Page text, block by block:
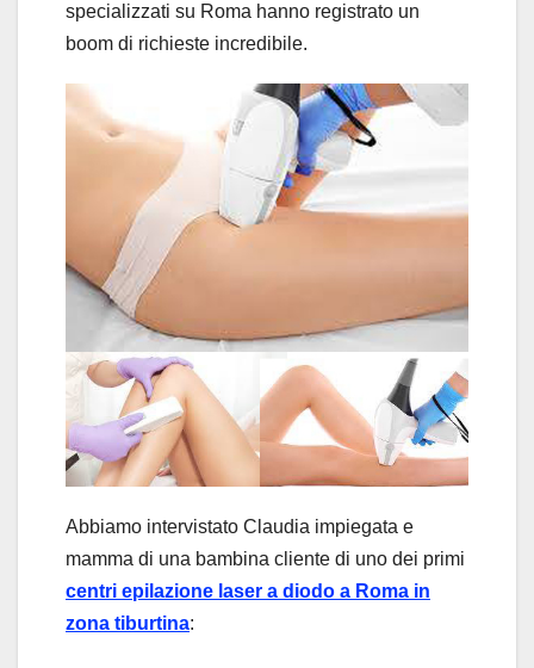
specializzati su Roma hanno registrato un
boom di richieste incredibile.
Abbiamo intervistato Claudia impiegata e
mamma di una bambina cliente di uno dei primi
centri epilazione laser a diodo a Roma in
zona tiburtina: